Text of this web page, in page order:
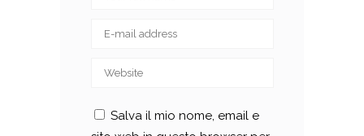
Salva il mio nome, email e